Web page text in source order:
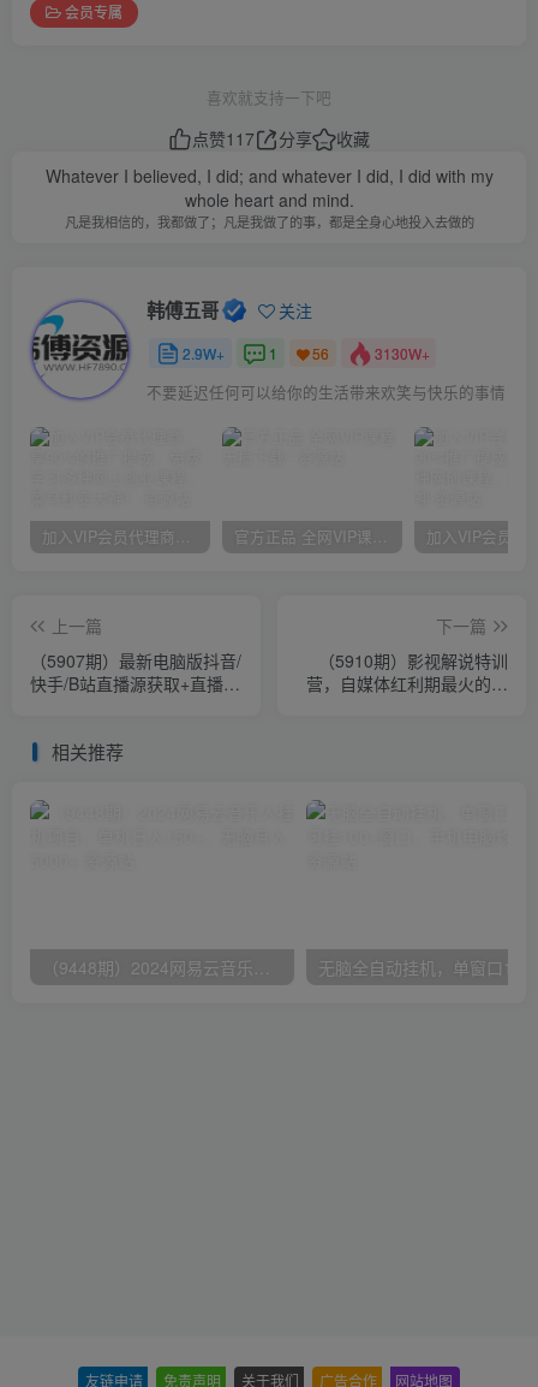
会员专属
喜欢就支持一下吧
点赞117 分享
收藏
Whatever I believed, I did; and whatever I did, I did with my
whole heart and mind.
凡是我相信的，我都做了；凡是我做了的事，都是全身心地投入去做的
韩傅五哥 关注
2.9W+ 1 56 3130W+
不要延迟任何可以给你的生活带来欢笑与快乐的事情
加入VIP会员代理商，享90%的推广提成，免费学习多种网上创业课程，菜鸟秒变大神！ 官方正品 全网VIP课程 无损下载~
上一篇
（5907期）最新电脑版抖音/
快手/B站直播源获取+直播间
下一篇
（5910期）影视解说特训
营，自媒体红利期最火的赛
相关推荐
（9448期）2024网易云音乐人挂机项目，单机日入150+，无脑月入5000+
友链申请 免责声明 关于我们 广告合作 网站地图